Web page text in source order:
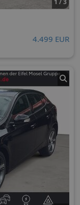
1 / 3
4.499 EUR